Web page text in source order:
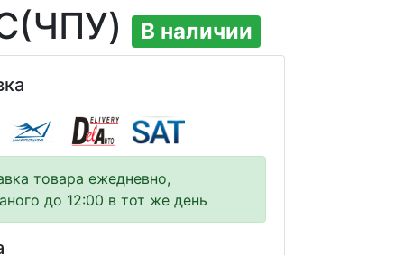
В наличии
товара ежедневно,
до 12:00 в тот же день